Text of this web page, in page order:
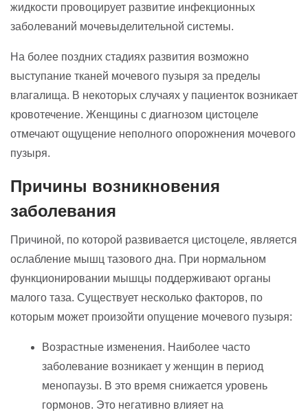
жидкости провоцирует развитие инфекционных
заболеваний мочевыделительной системы.
На более поздних стадиях развития возможно
выступание тканей мочевого пузыря за пределы
влагалища. В некоторых случаях у пациенток возникает
кровотечение. Женщины с диагнозом цистоцеле
отмечают ощущение неполного опорожнения мочевого
пузыря.
Причины возникновения
заболевания
Причиной, по которой развивается цистоцеле, является
ослабление мышц тазового дна. При нормальном
функционировании мышцы поддерживают органы
малого таза. Существует несколько факторов, по
которым может произойти опущение мочевого пузыря:
Возрастные изменения. Наиболее часто
заболевание возникает у женщин в период
менопаузы. В это время снижается уровень
гормонов. Это негативно влияет на